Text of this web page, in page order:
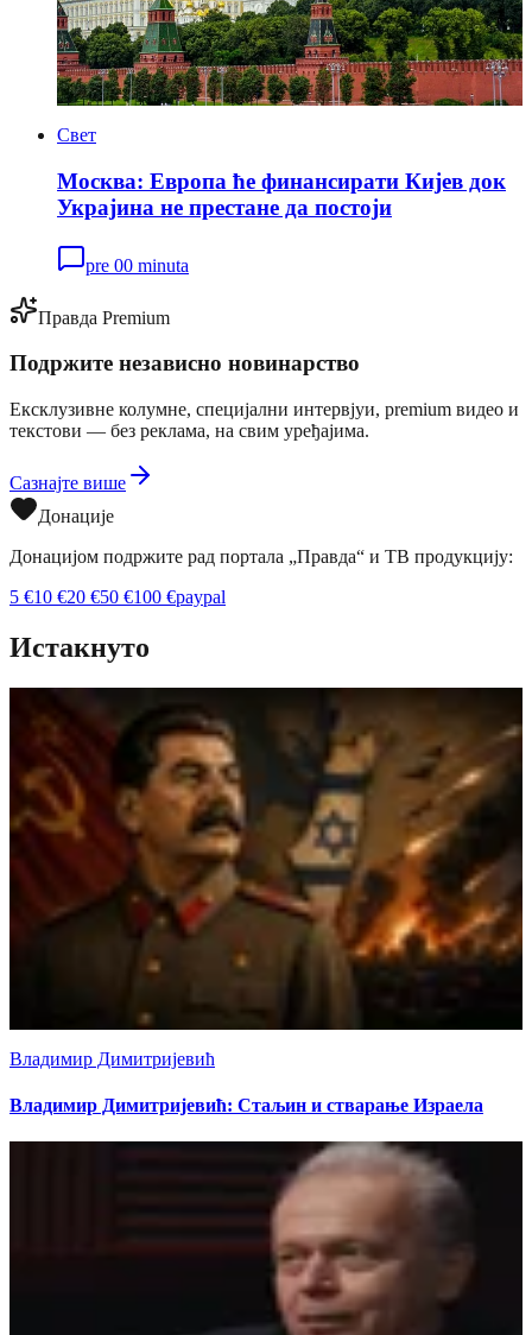
Свет
Москва: Европа ће финансирати Кијев док
Украјина не престане да постоји
pre 00 minuta
Правда Premium
Подржите независно новинарство
Ексклузивне колумне, специјални интервјуи, premium видео и
текстови — без реклама, на свим уређајима.
Сазнајте више
Донације
Донацијом подржите рад портала „Правда“ и ТВ продукцију:
5 €10 €20 €50 €100 €paypal
Истакнуто
Владимир Димитријевић
Владимир Димитријевић: Стаљин и стварање Израела